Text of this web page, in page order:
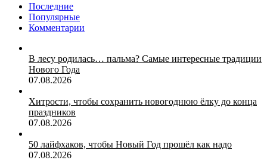
Последние
Популярные
Комментарии
В лесу родилась… пальма? Самые интересные традиции
Нового Года
07.08.2026
Хитрости, чтобы сохранить новогоднюю ёлку до конца
праздников
07.08.2026
50 лайфхаков, чтобы Новый Год прошёл как надо
07.08.2026